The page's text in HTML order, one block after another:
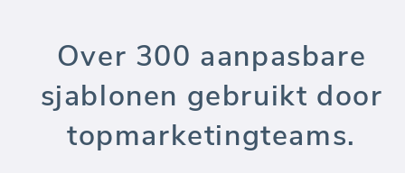
Over 300 aanpasbare
sjablonen gebruikt door
topmarketingteams.